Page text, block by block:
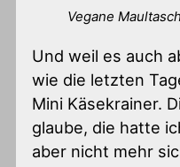
Vegane
Und weil es auch
wie die letzten
Mini Käsekrainer.
glaube, die hatte
aber nicht mehr